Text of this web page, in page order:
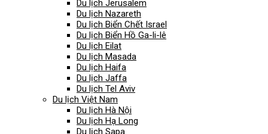
Du lịch Jerusalem
Du lịch Nazareth
Du lịch Biển Chết Israel
Du lịch Biển Hồ Ga-li-lê
Du lịch Eilat
Du lịch Masada
Du lịch Haifa
Du lịch Jaffa
Du lịch Tel Aviv
Du lịch Việt Nam
Du lịch Hà Nội
Du lịch Hạ Long